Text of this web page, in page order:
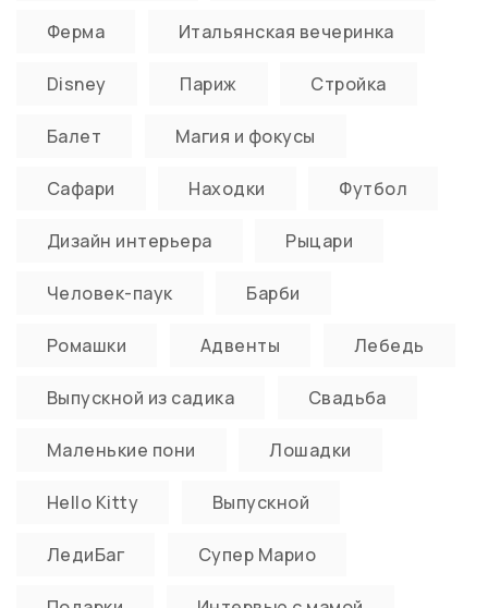
Ферма Итальянская вечеринка
Disney Париж Стройка
Балет Магия и фокусы
Сафари Находки Футбол
Дизайн интерьера Рыцари
Человек-паук Барби
Ромашки Адвенты Лебедь
Выпускной из садика Свадьба
Маленькие пони Лошадки
Hello Kitty Выпускной
ЛедиБаг Супер Марио